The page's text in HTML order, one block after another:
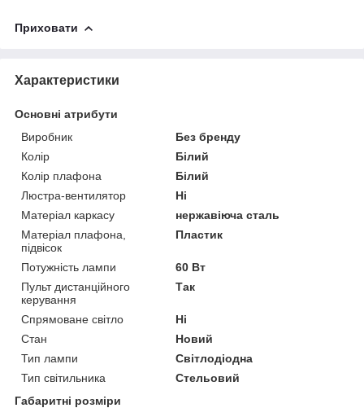
Приховати
Характеристики
Основні атрибути
Виробник
Без бренду
Колір
Білий
Колір плафона
Білий
Люстра-вентилятор
Ні
Матеріал каркасу
нержавіюча сталь
Матеріал плафона,
підвісок
Пластик
Потужність лампи
60 Вт
Пульт дистанційного
керування
Так
Спрямоване світло
Ні
Стан
Новий
Тип лампи
Світлодіодна
Тип світильника
Стельовий
Габаритні розміри